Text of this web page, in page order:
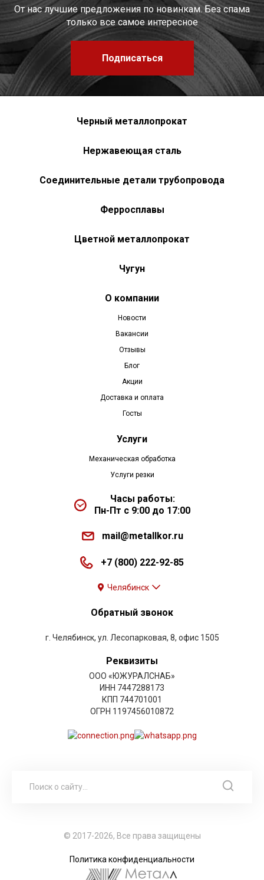
От нас лучшие предложения по новинкам. Без спама
только все самое интересное
Подписаться
Черный металлопрокат
Нержавеющая сталь
Соединительные детали трубопровода
Ферросплавы
Цветной металлопрокат
Чугун
О компании
Новости
Вакансии
Отзывы
Блог
Акции
Доставка и оплата
Госты
Услуги
Механическая обработка
Услуги резки
Часы работы:
Пн-Пт с 9:00 до 17:00
mail@metallkor.ru
+7 (800) 222-92-85
Челябинск
Обратный звонок
г. Челябинск, ул. Лесопарковая, 8, офис 1505
Реквизиты
ООО «ЮЖУРАЛСНАБ»
ИНН 7447288173
КПП 744701001
ОГРН 1197456010872
© 2017-2026, Все права защищены
Политика конфиденциальности